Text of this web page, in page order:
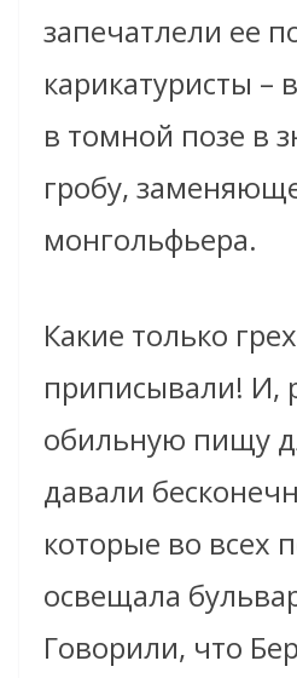
запечатлели ее
карикатуристы –
в томной позе в
гробу,
монгольфьера.
Какие только
приписывали! И,
обильную пищу
давали
которые во всех
освещала
Говорили, что